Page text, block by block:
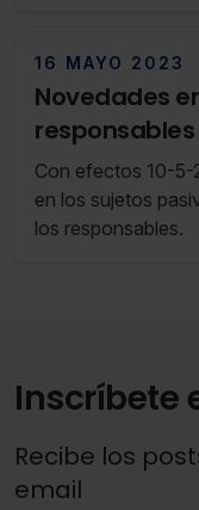
16 MAYO 2023
Novedades
responsables
(RF 19/23 09
Mayo de
Con efectos 10-
en los sujetos
los responsables.
Inscríbete
Recibe los
email